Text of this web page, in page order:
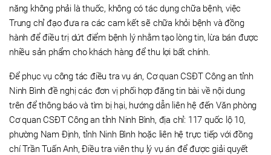
năng không phải là thuốc, không có tác dụng chữa bệnh, việc
Trung chỉ đạo đưa ra các cam kết sẽ chữa khỏi bệnh và đồng
hành để điều trị dứt điểm bệnh lý nhằm tạo lòng tin, lừa bán được
nhiều sản phẩm cho khách hàng để thu lợi bất chính.
Để phục vụ công tác điều tra vụ án, Cơ quan CSĐT Công an tỉnh
Ninh Bình đề nghị các đơn vị phối hợp đăng tin bài về nội dung
trên để thông báo và tìm bị hại, hướng dẫn liên hệ đến Văn phòng
Cơ quan CSĐT Công an tỉnh Ninh Bình, địa chỉ: 117 quốc lộ 10,
phường Nam Định, tỉnh Ninh Bình hoặc liên hệ trực tiếp với đồng
chí Trần Tuấn Anh, Điều tra viên thụ lý vụ án để được giải quyết